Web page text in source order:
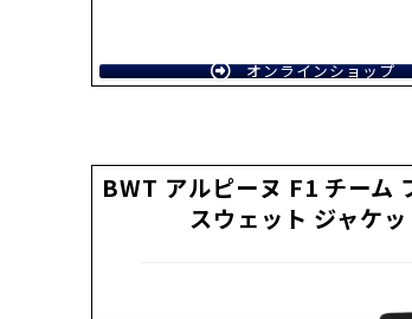
オンラインショップ
BWT アルピーヌ F1 チーム
スウェット ジャケッ